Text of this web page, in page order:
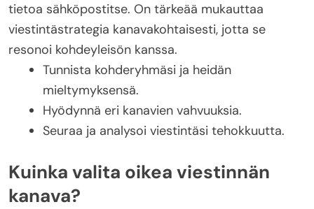
tietoa sähköpostitse. On tärkeää mukauttaa
viestintästrategia kanavakohtaisesti, jotta se
resonoi kohdeyleisön kanssa.
Tunnista kohderyhmäsi ja heidän
mieltymyksensä.
Hyödynnä eri kanavien vahvuuksia.
Seuraa ja analysoi viestintäsi tehokkuutta.
Kuinka valita oikea viestinnän
kanava?